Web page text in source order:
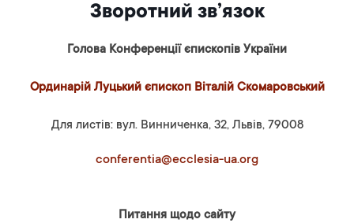
Зворотний зв’язок
Голова Конференції єпископів України
Ординарій Луцький єпископ Віталій Скомаровський
Для листів: вул. Винниченка, 32, Львів, 79008
conferentia@ecclesia-ua.org
Питання щодо сайту